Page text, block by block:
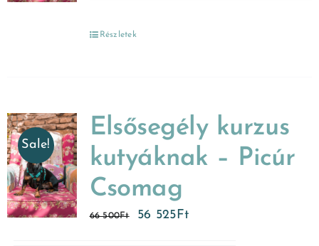
Részletek
Sale!
Elsősegély kurzus
kutyáknak – Picúr
Csomag
66 500Ft 56 525Ft